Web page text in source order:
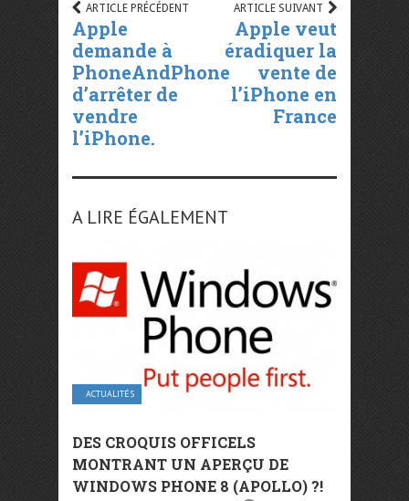
ARTICLE PRÉCÉDENT
Apple
demande à
PhoneAndPhone
d’arrêter de
vendre
l’iPhone.
ARTICLE SUIVANT
Apple veut
éradiquer la
vente de
l’iPhone en
France
A LIRE ÉGALEMENT
ACTUALITÉS
DES CROQUIS OFFICELS
MONTRANT UN APERÇU DE
WINDOWS PHONE 8 (APOLLO) ?!